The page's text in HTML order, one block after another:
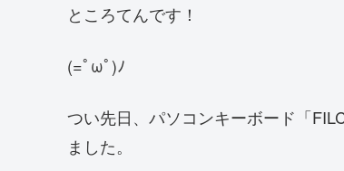
ところてんです！
(=ﾟωﾟ)ﾉ
つい先日、パソコンキーボード「
ました。